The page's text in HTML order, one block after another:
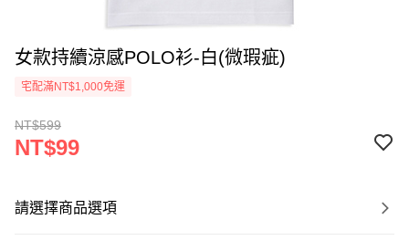
女款持續涼感POLO衫-白(微瑕疵)
宅配滿NT$1,000免運
NT$599
NT$99
請選擇商品選項